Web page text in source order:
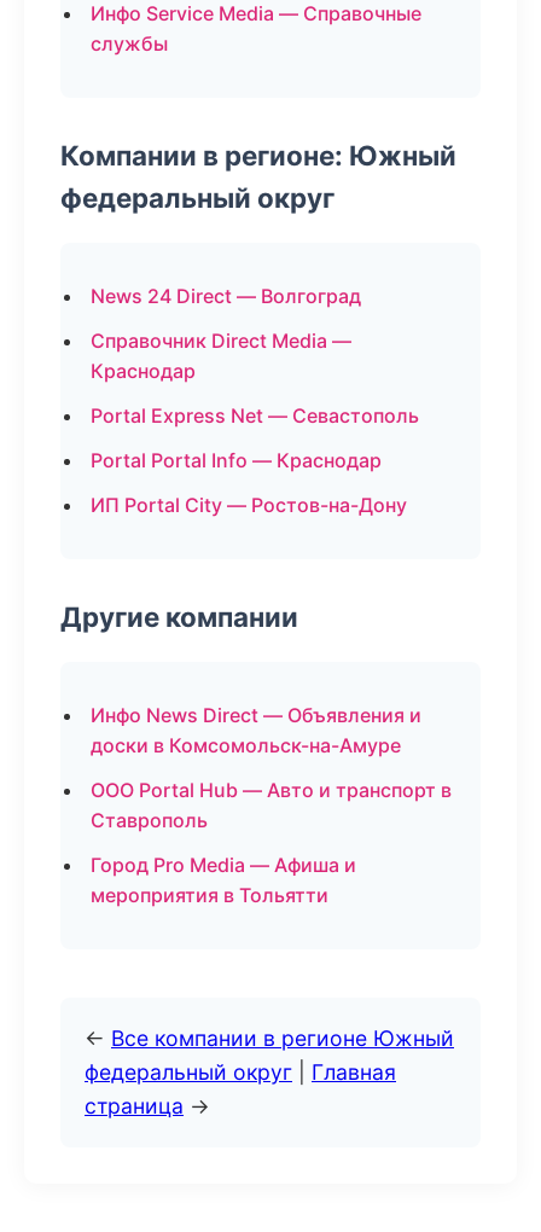
Инфо Service Media — Справочные
службы
Компании в регионе: Южный
федеральный округ
News 24 Direct — Волгоград
Справочник Direct Media —
Краснодар
Portal Express Net — Севастополь
Portal Portal Info — Краснодар
ИП Portal City — Ростов-на-Дону
Другие компании
Инфо News Direct — Объявления и
доски в Комсомольск-на-Амуре
ООО Portal Hub — Авто и транспорт в
Ставрополь
Город Pro Media — Афиша и
мероприятия в Тольятти
← Все компании в регионе Южный
федеральный округ
Главная
страница →